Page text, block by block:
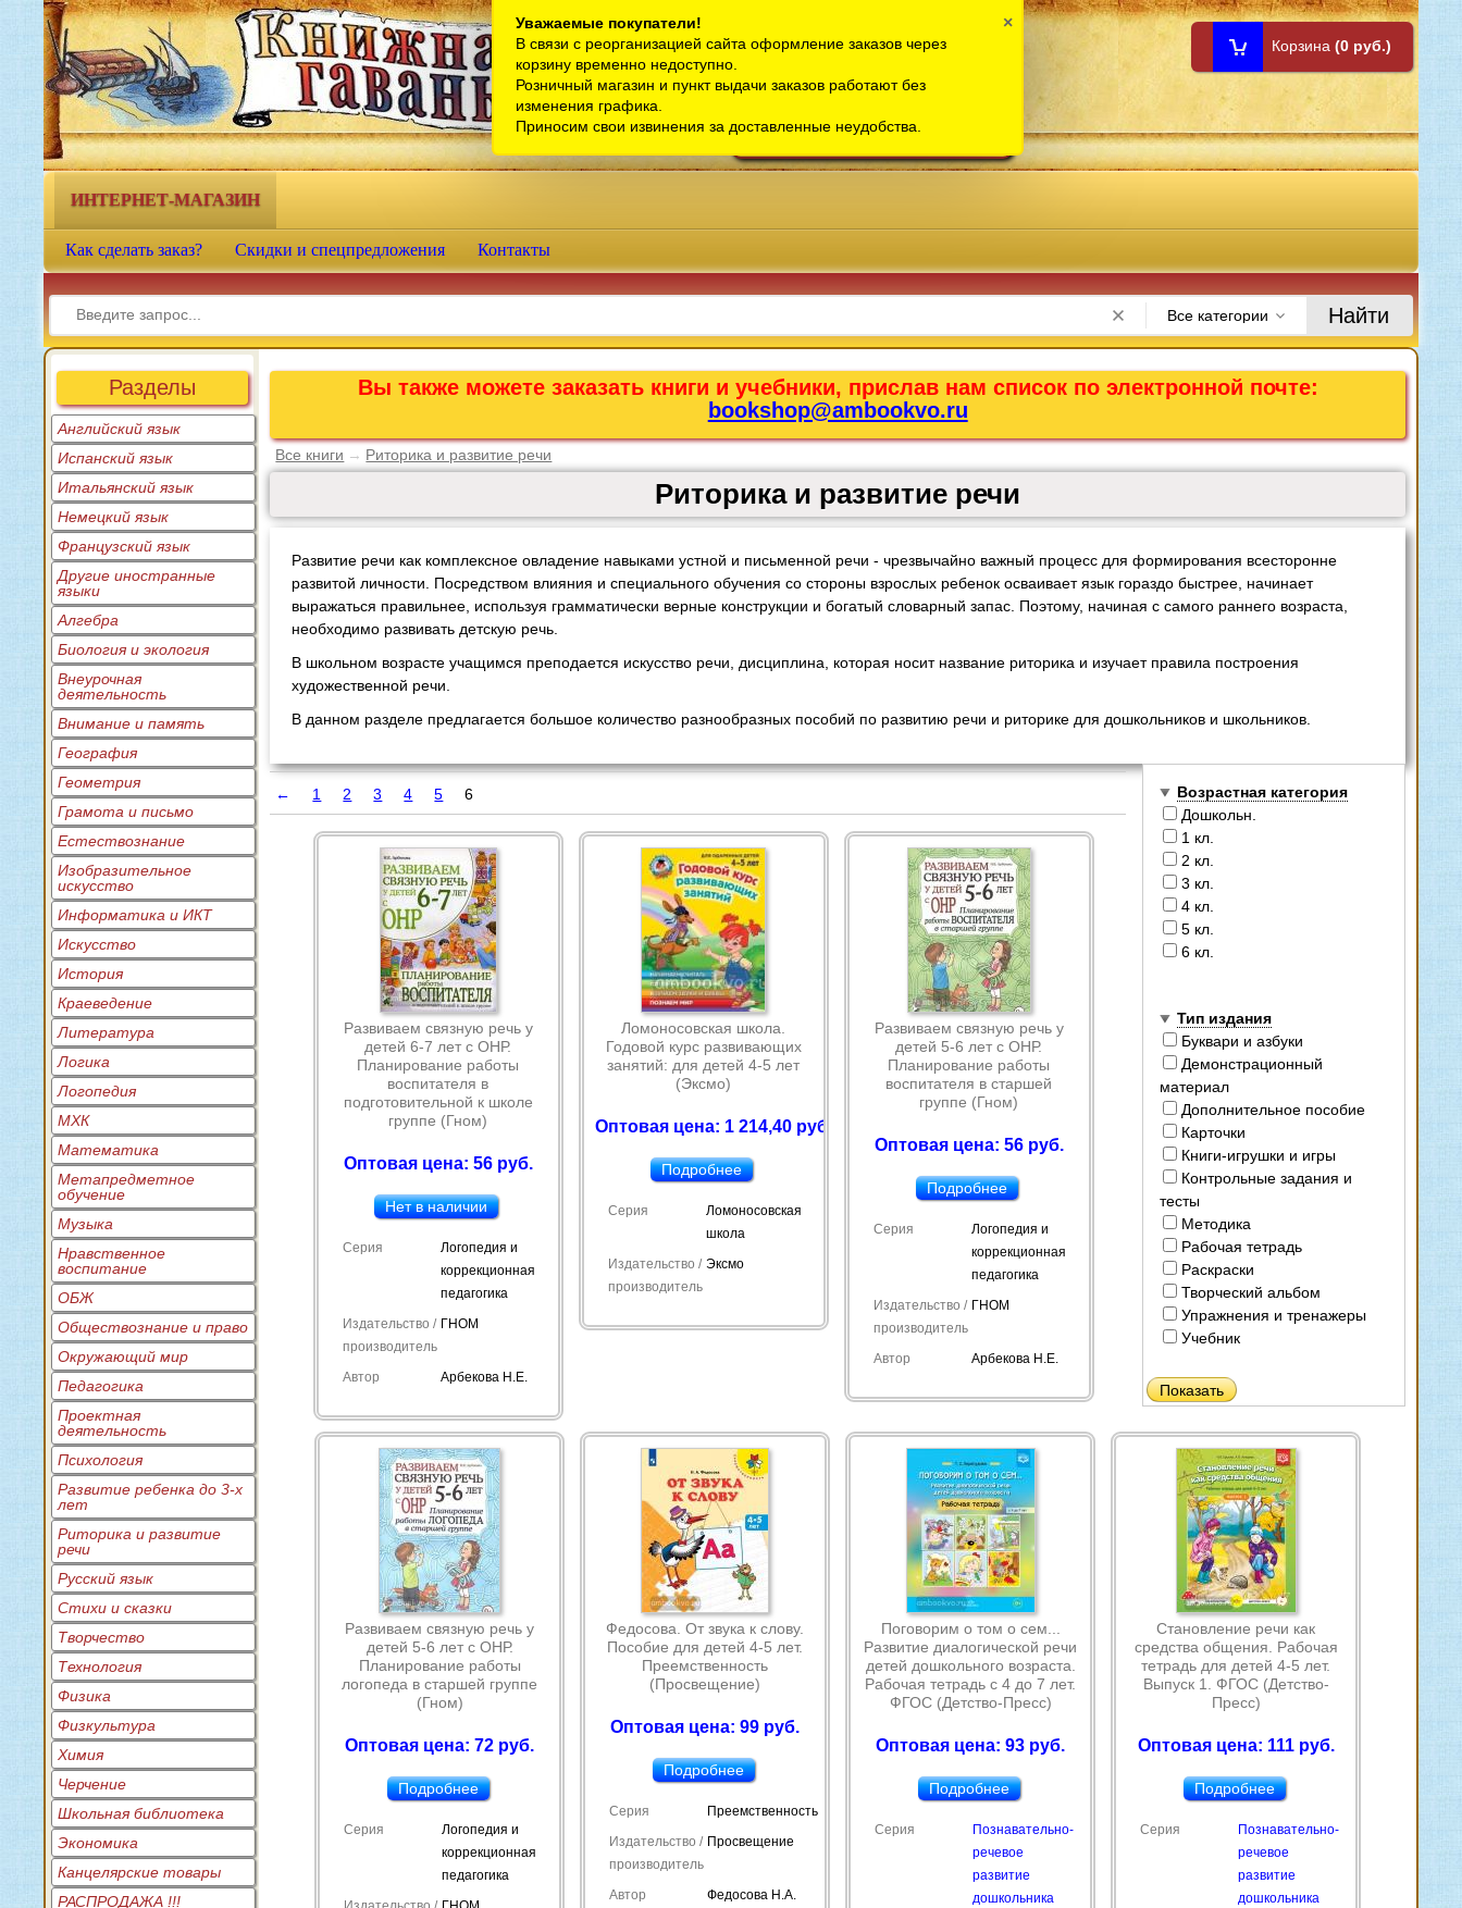
Телефон интернет-магазина:
Телефон розничного магазина:
bookshop@ambookvo.ru
Работаем ежедневно с 10:00 до 21:00
Корзина (0 руб.)
Книжная гавань - интернет-
магазин учебной литературы
ИНТЕРНЕТ-МАГАЗИН
Как сделать заказ? Скидки и спецпредложения Контакты
Все категории Найти
Разделы
Английский язык
Испанский язык
Итальянский язык
Немецкий язык
Французский язык
Другие иностранные
языки
Алгебра
Биология и экология
Внеурочная
деятельность
Внимание и память
География
Геометрия
Грамота и письмо
Естествознание
Изобразительное
искусство
Информатика и ИКТ
Искусство
История
Краеведение
Литература
Логика
Логопедия
МХК
Математика
Метапредметное
обучение
Музыка
Нравственное
воспитание
ОБЖ
Обществознание и право
Окружающий мир
Педагогика
Проектная
деятельность
Психология
Развитие ребенка до 3-х
лет
Риторика и развитие
речи
Русский язык
Стихи и сказки
Творчество
Технология
Физика
Физкультура
Химия
Черчение
Школьная библиотека
Экономика
Канцелярские товары
РАСПРОДАЖА !!!
Вы также можете заказать книги и учебники, прислав нам список по электронной почте:
bookshop@ambookvo.ru
Все книги → Риторика и развитие речи
Риторика и развитие речи
Развитие речи как комплексное овладение навыками устной и письменной речи - чрезвычайно важный процесс для формирования всесторонне
развитой личности. Посредством влияния и специального обучения со стороны взрослых ребенок осваивает язык гораздо быстрее, начинает
выражаться правильнее, используя грамматически верные конструкции и богатый словарный запас. Поэтому, начиная с самого раннего возраста,
необходимо развивать детскую речь.
В школьном возрасте учащимся преподается искусство речи, дисциплина, которая носит название риторика и изучает правила построения
художественной речи.
В данном разделе предлагается большое количество разнообразных пособий по развитию речи и риторике для дошкольников и школьников.
Возрастная категория
Дошкольн.
1 кл.
2 кл.
3 кл.
4 кл.
5 кл.
6 кл.
Тип издания
Буквари и азбуки
Демонстрационный
материал
Дополнительное пособие
Карточки
Книги-игрушки и игры
Контрольные задания и
тесты
Методика
Рабочая тетрадь
Раскраски
Творческий альбом
Упражнения и тренажеры
Учебник
← 1 2 3 4 5 6
Развиваем связную речь у
детей 6-7 лет с ОНР.
Планирование работы
воспитателя в
подготовительной к школе
группе (Гном)
Оптовая цена: 56 руб.
Нет в наличии
Серия
Логопедия и
коррекционная
педагогика
Издательство /
производитель
ГНОМ
Автор Арбекова Н.Е.
Ломоносовская школа.
Годовой курс развивающих
занятий: для детей 4-5 лет
(Эксмо)
Оптовая цена: 1 214,40 руб.
Подробнее
Серия
Ломоносовская
школа
Издательство /
производитель
Эксмо
Развиваем связную речь у
детей 5-6 лет с ОНР.
Планирование работы
воспитателя в старшей
группе (Гном)
Оптовая цена: 56 руб.
Подробнее
Серия
Логопедия и
коррекционная
педагогика
Издательство /
производитель
ГНОМ
Автор Арбекова Н.Е.
Развиваем связную речь у
детей 5-6 лет с ОНР.
Планирование работы
логопеда в старшей группе
(Гном)
Оптовая цена: 72 руб.
Подробнее
Серия
Логопедия и
коррекционная
педагогика
Федосова. От звука к слову.
Пособие для детей 4-5 лет.
Преемственность
(Просвещение)
Оптовая цена: 99 руб.
Подробнее
Серия
Преемственность
Издательство /
производитель
Просвещение
Автор Федосова Н.А.
Поговорим о том о сем...
Развитие диалогической речи
детей дошкольного возраста.
Рабочая тетрадь с 4 до 7 лет.
ФГОС (Детство-Пресс)
Оптовая цена: 93 руб.
Подробнее
Серия
Познавательно-
речевое
развитие
дошкольника
Становление речи как
средства общения. Рабочая
тетрадь для детей 4-5 лет.
Выпуск 1. ФГОС (Детство-
Пресс)
Оптовая цена: 111 руб.
Подробнее
Серия
Познавательно-
речевое
развитие
дошкольника
Уважаемые покупатели!
В связи с реорганизацией сайта оформление заказов через
корзину временно недоступно.
Розничный магазин и пункт выдачи заказов работают без
изменения графика.
Приносим свои извинения за доставленные неудобства.
×